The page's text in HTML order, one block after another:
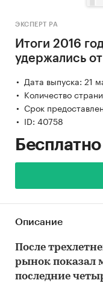
ЭКСПЕРТ РА
Итоги 2016
удержались
Дата выпуска: 21
Количество
Срок
ID: 40758
Бесплатно
Описание
После
рынок показал
последние